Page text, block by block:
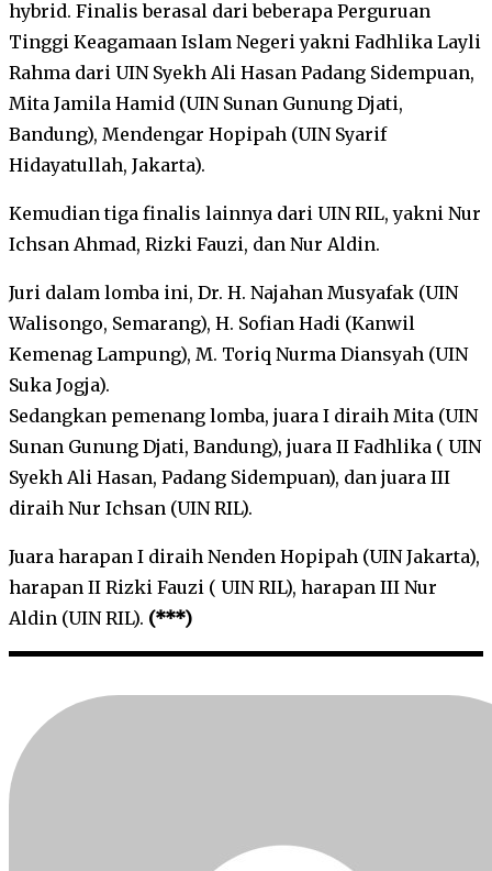
hybrid. Finalis berasal dari beberapa Perguruan
Tinggi Keagamaan Islam Negeri yakni Fadhlika Layli
Rahma dari UIN Syekh Ali Hasan Padang Sidempuan,
Mita Jamila Hamid (UIN Sunan Gunung Djati,
Bandung), Mendengar Hopipah (UIN Syarif
Hidayatullah, Jakarta).
Kemudian tiga finalis lainnya dari UIN RIL, yakni Nur
Ichsan Ahmad, Rizki Fauzi, dan Nur Aldin.
Juri dalam lomba ini, Dr. H. Najahan Musyafak (UIN
Walisongo, Semarang), H. Sofian Hadi (Kanwil
Kemenag Lampung), M. Toriq Nurma Diansyah (UIN
Suka Jogja).
Sedangkan pemenang lomba, juara I diraih Mita (UIN
Sunan Gunung Djati, Bandung), juara II Fadhlika ( UIN
Syekh Ali Hasan, Padang Sidempuan), dan juara III
diraih Nur Ichsan (UIN RIL).
Juara harapan I diraih Nenden Hopipah (UIN Jakarta),
harapan II Rizki Fauzi ( UIN RIL), harapan III Nur
Aldin (UIN RIL). (***)